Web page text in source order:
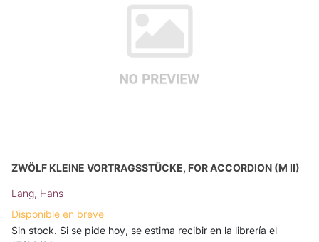
ZWÖLF KLEINE VORTRAGSSTÜCKE, FOR ACCORDION (M II)
Lang, Hans
Disponible en breve
Sin stock. Si se pide hoy, se estima recibir en la librería el